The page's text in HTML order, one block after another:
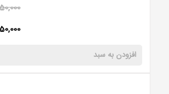
750,000
افزودن به سبد